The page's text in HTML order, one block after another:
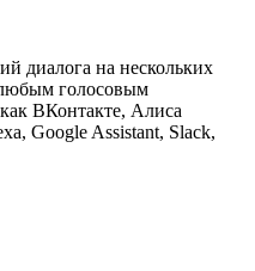
диалога на нескольких
любым голосовым
ВКонтакте, Алиса
Google Assistant, Slack,